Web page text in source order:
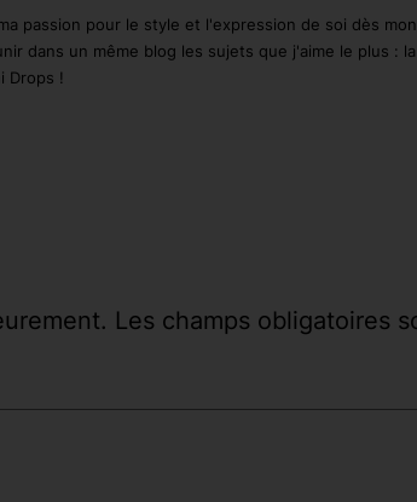
passion pour le style et l'expression de soi dès
dans un même blog les sujets que j'aime le plus :
Drops !
Les champs obligatoires